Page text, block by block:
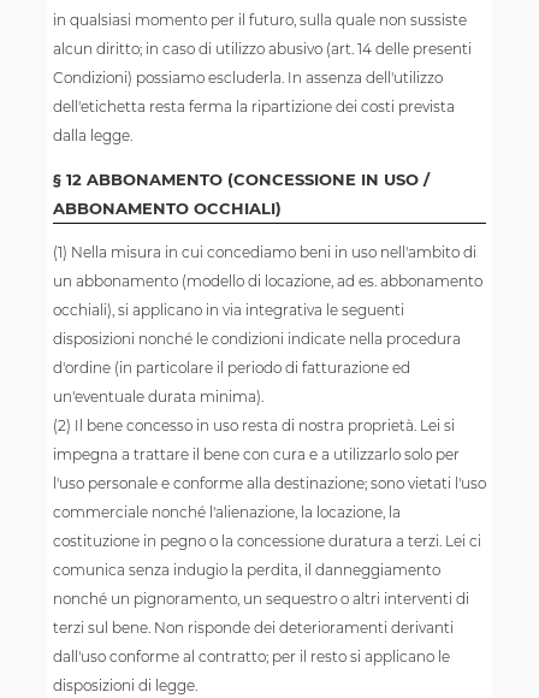
in qualsiasi momento per il futuro, sulla quale non sussiste
alcun diritto; in caso di utilizzo abusivo (art. 14 delle presenti
Condizioni) possiamo escluderla. In assenza dell'utilizzo
dell'etichetta resta ferma la ripartizione dei costi prevista
dalla legge.
§ 12 ABBONAMENTO (CONCESSIONE IN USO /
ABBONAMENTO OCCHIALI)
(1) Nella misura in cui concediamo beni in uso nell'ambito di
un abbonamento (modello di locazione, ad es. abbonamento
occhiali), si applicano in via integrativa le seguenti
disposizioni nonché le condizioni indicate nella procedura
d'ordine (in particolare il periodo di fatturazione ed
un'eventuale durata minima).
(2) Il bene concesso in uso resta di nostra proprietà. Lei si
impegna a trattare il bene con cura e a utilizzarlo solo per
l'uso personale e conforme alla destinazione; sono vietati l'uso
commerciale nonché l'alienazione, la locazione, la
costituzione in pegno o la concessione duratura a terzi. Lei ci
comunica senza indugio la perdita, il danneggiamento
nonché un pignoramento, un sequestro o altri interventi di
terzi sul bene. Non risponde dei deterioramenti derivanti
dall'uso conforme al contratto; per il resto si applicano le
disposizioni di legge.